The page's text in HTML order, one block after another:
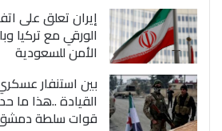
إيران تعلق على
الورقي مع تركيا
الأمن للسعودية
بين استنفار
القيادة ..هذا ما
قوات سلطة